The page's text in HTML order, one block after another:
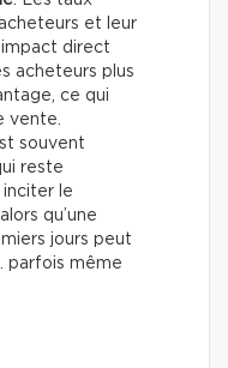
et leur
impact direct
acheteurs plus
ce qui
vente.
souvent
reste
le
qu’une
jours peut
parfois même